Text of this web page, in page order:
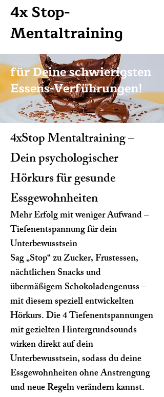
4x Stop-
Mentaltraining
für Deine schwierigsten
Essens-Verführungen!
4xStop Mentaltraining –
Dein psychologischer
Hörkurs für gesunde
Essgewohnheiten
Mehr Erfolg mit weniger Aufwand –
Tiefenentspannung für dein
Unterbewusstsein
Sag „Stop“ zu Zucker, Frustessen,
nächtlichen Snacks und
übermäßigem Schokoladengenuss –
mit diesem speziell entwickelten
Hörkurs. Die 4 Tiefenentspannungen
mit gezielten Hintergrundsounds
wirken direkt auf dein
Unterbewusstsein, sodass du deine
Essgewohnheiten ohne Anstrengung
und neue Regeln verändern kannst.